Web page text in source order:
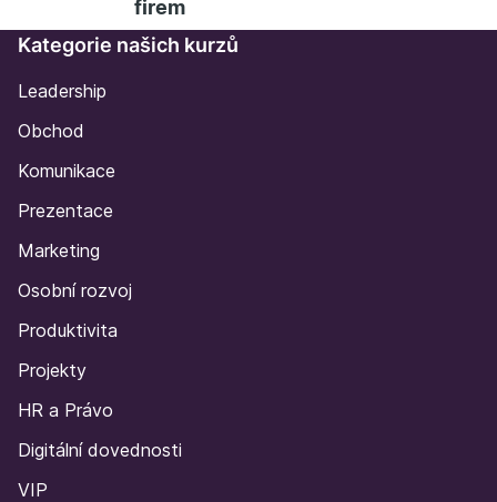
firem
Kategorie našich kurzů
Leadership
Obchod
Komunikace
Prezentace
Marketing
Osobní rozvoj
Produktivita
Projekty
HR a Právo
Digitální dovednosti
VIP